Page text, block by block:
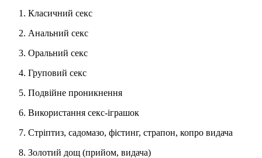
Класичний секс
Анальний секс
Оральний секс
Груповий секс
Подвійне проникнення
Використання секс-іграшок
Стріптиз, садомазо, фістинг, страпон, копро видача
Золотий дощ (прийом, видача)